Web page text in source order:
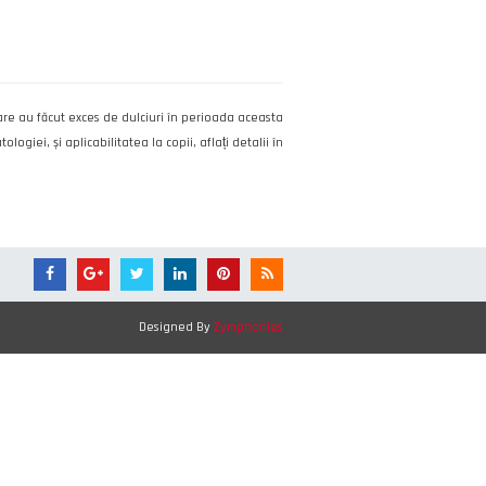
au făcut exces de dulciuri în perioada aceasta
și aplicabilitatea la copii, aflați detalii în
Designed By Zymphonies